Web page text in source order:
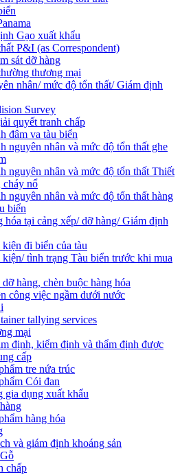
Gạo xuất khẩu
P&I (as Correspondent)
sát dỡ hàng
thương mại
nhân/ mức độ tổn thất/ Giám định
Survey
quyết tranh chấp
đâm va tàu biển
nguyên nhân và mức độ tổn thất ghe
nguyên nhân và mức độ tổn thất Thiết
cháy nổ
nguyên nhân và mức độ tổn thất hàng
biển
hóa tại cảng xếp/ dỡ hàng/ Giám định
đi biển của tàu
tình trạng Tàu biển trước khi mua
hàng, chèn buộc hàng hóa
công việc ngầm dưới nước
tallying services
mại
định, kiểm định và thẩm định được
cấp
tre nứa trúc
Cói đan
gia dụng xuất khẩu
hàng hóa
và giám định khoáng sản
chấp